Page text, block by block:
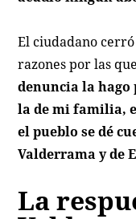
El ciudadano
razones por las
denuncia la
la de mi familia,
el pueblo se dé
Valderrama y de
La